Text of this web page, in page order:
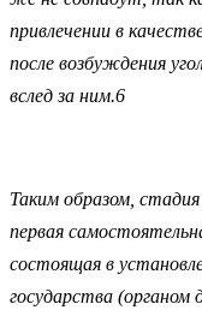
привлечении в
после возбуждения
вслед за ним.6
Таким образом,
первая
состоящая в
государства (органом